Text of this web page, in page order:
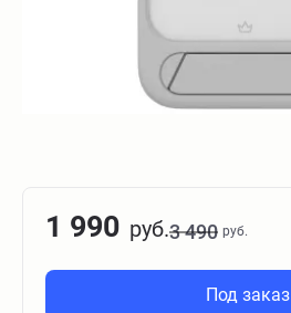
1 990 руб.3 490 руб.
Под заказ